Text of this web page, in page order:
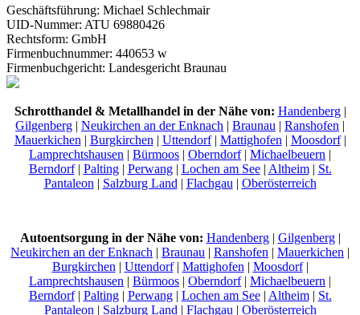
Geschäftsführung: Michael Schlechmair
UID-Nummer: ATU 69880426
Rechtsform: GmbH
Firmenbuchnummer: 440653 w
Firmenbuchgericht: Landesgericht Braunau
Schrotthandel & Metallhandel in der Nähe von: Handenberg|
Gilgenberg | Neukirchen an der Enknach | Braunau | Ranshofen |
Mauerkichen| Burgkirchen| Uttendorf| Mattighofen| Moosdorf|
Lamprechtshausen | Bürmoos | Oberndorf| Michaelbeuern |
Berndorf| Palting| Perwang| Lochen am See| Altheim| St.
Pantaleon| Salzburg Land| Flachgau| Oberösterreich
Autoentsorgung in der Nähe von: Handenberg| Gilgenberg|
Neukirchen an der Enknach | Braunau | Ranshofen | Mauerkichen |
Burgkirchen| Uttendorf| Mattighofen| Moosdorf|
Lamprechtshausen | Bürmoos | Oberndorf| Michaelbeuern |
Berndorf| Palting| Perwang| Lochen am See| Altheim| St.
Pantaleon| Salzburg Land| Flachgau| Oberösterreich